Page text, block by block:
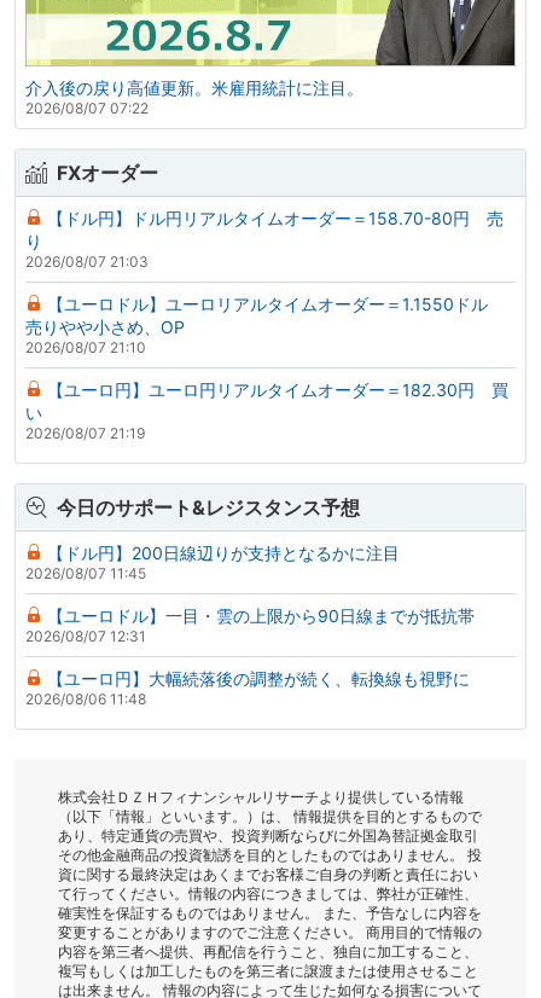
介入後の戻り高値更新。米雇用統計に注目。
2026/08/07 07:22
FXオーダー
【ドル円】ドル円リアルタイムオーダー＝158.70-80円 売
り
2026/08/07 21:03
【ユーロドル】ユーロリアルタイムオーダー＝1.1550ドル
売りやや小さめ、OP
2026/08/07 21:10
【ユーロ円】ユーロ円リアルタイムオーダー＝182.30円 買
い
2026/08/07 21:19
今日のサポート&レジスタンス予想
【ドル円】200日線辺りが支持となるかに注目
2026/08/07 11:45
【ユーロドル】一目・雲の上限から90日線までが抵抗帯
2026/08/07 12:31
【ユーロ円】大幅続落後の調整が続く、転換線も視野に
2026/08/06 11:48
株式会社ＤＺＨフィナンシャルリサーチより提供している情報
（以下「情報」といいます。）は、 情報提供を目的とするもので
あり、特定通貨の売買や、投資判断ならびに外国為替証拠金取引
その他金融商品の投資勧誘を目的としたものではありません。 投
資に関する最終決定はあくまでお客様ご自身の判断と責任におい
て行ってください。情報の内容につきましては、弊社が正確性、
確実性を保証するものではありません。 また、予告なしに内容を
変更することがありますのでご注意ください。 商用目的で情報の
内容を第三者へ提供、再配信を行うこと、独自に加工すること、
複写もしくは加工したものを第三者に譲渡または使用させること
は出来ません。 情報の内容によって生じた如何なる損害について